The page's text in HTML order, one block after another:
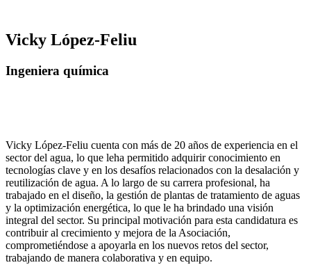
Vicky López-Feliu
Ingeniera química
Vicky López-Feliu cuenta con más de 20 años de experiencia en el
sector del agua, lo que leha permitido adquirir conocimiento en
tecnologías clave y en los desafíos relacionados con la desalación y
reutilización de agua. A lo largo de su carrera profesional, ha
trabajado en el diseño, la gestión de plantas de tratamiento de aguas
y la optimización energética, lo que le ha brindado una visión
integral del sector. Su principal motivación para esta candidatura es
contribuir al crecimiento y mejora de la Asociación,
comprometiéndose a apoyarla en los nuevos retos del sector,
trabajando de manera colaborativa y en equipo.